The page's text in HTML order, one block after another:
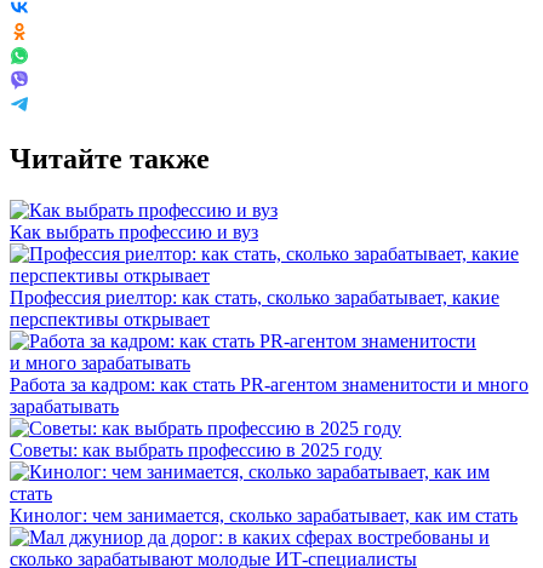
Читайте также
Как выбрать профессию и вуз
Профессия риелтор: как стать, сколько зарабатывает, какие
перспективы открывает
Работа за кадром: как стать PR-агентом знаменитости и много
зарабатывать
Советы: как выбрать профессию в 2025 году
Кинолог: чем занимается, сколько зарабатывает, как им стать